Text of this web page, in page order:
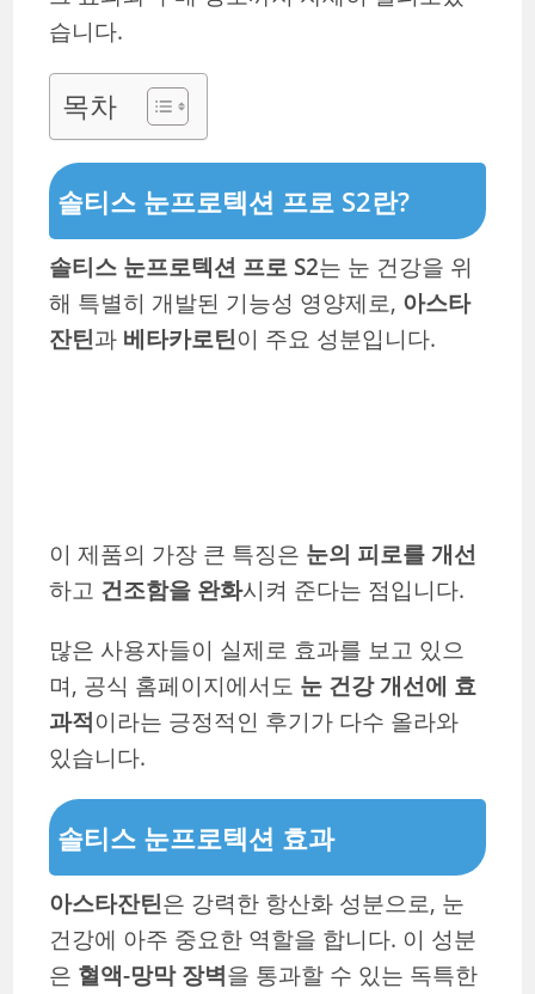
습니다.
목차
솔티스 눈프로텍션 프로 S2란?
솔티스 눈프로텍션 프로 S2는 눈 건강을 위
해 특별히 개발된 기능성 영양제로, 아스타
잔틴과 베타카로틴이 주요 성분입니다.
이 제품의 가장 큰 특징은 눈의 피로를 개선
하고 건조함을 완화시켜 준다는 점입니다.
많은 사용자들이 실제로 효과를 보고 있으
며, 공식 홈페이지에서도 눈 건강 개선에 효
과적이라는 긍정적인 후기가 다수 올라와
있습니다.
솔티스 눈프로텍션 효과
아스타잔틴은 강력한 항산화 성분으로, 눈
건강에 아주 중요한 역할을 합니다. 이 성분
은 혈액-망막 장벽을 통과할 수 있는 독특한